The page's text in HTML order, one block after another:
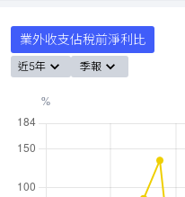
業外收支佔稅前淨利比
近5年 季報